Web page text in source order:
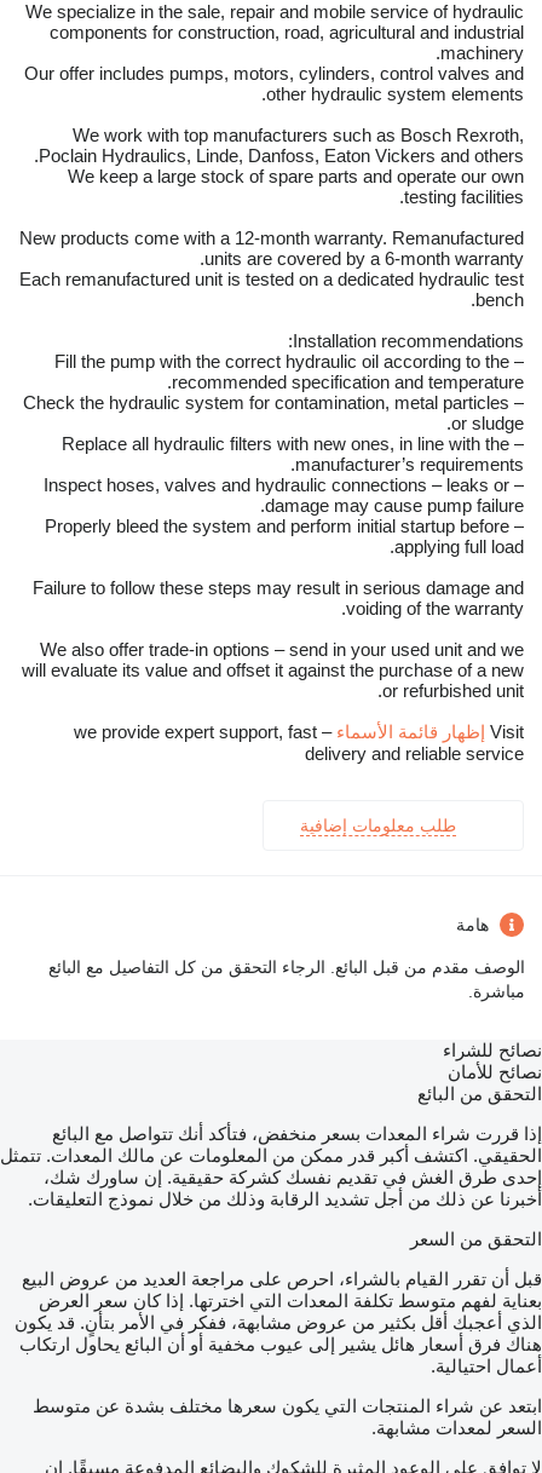
We specialize in the sale, repair and mobile service of hydraulic
components for construction, road, agricultural and industrial
machinery.
Our offer includes pumps, motors, cylinders, control valves and
other hydraulic system elements.
We work with top manufacturers such as Bosch Rexroth,
Poclain Hydraulics, Linde, Danfoss, Eaton Vickers and others.
We keep a large stock of spare parts and operate our own
testing facilities.
New products come with a 12-month warranty. Remanufactured
units are covered by a 6-month warranty.
Each remanufactured unit is tested on a dedicated hydraulic test
bench.
Installation recommendations:
– Fill the pump with the correct hydraulic oil according to the
recommended specification and temperature.
– Check the hydraulic system for contamination, metal particles
or sludge.
– Replace all hydraulic filters with new ones, in line with the
manufacturer’s requirements.
– Inspect hoses, valves and hydraulic connections – leaks or
damage may cause pump failure.
– Properly bleed the system and perform initial startup before
applying full load.
Failure to follow these steps may result in serious damage and
voiding of the warranty.
We also offer trade-in options – send in your used unit and we
will evaluate its value and offset it against the purchase of a new
or refurbished unit.
Visit إظهار قائمة الأسماء
– we provide expert support, fast
delivery and reliable service
طلب معلومات إضافية
هامة
الوصف مقدم من قبل البائع. الرجاء التحقق من كل التفاصيل مع البائع
مباشرة.
نصائح للشراء
نصائح للأمان
التحقق من البائع
إذا قررت شراء المعدات بسعر منخفض، فتأكد أنك تتواصل مع البائع
الحقيقي. اكتشف أكبر قدر ممكن من المعلومات عن مالك المعدات. تتمثل
إحدى طرق الغش في تقديم نفسك كشركة حقيقية. إن ساورك شك،
أخبرنا عن ذلك من أجل تشديد الرقابة وذلك من خلال نموذج التعليقات.
التحقق من السعر
قبل أن تقرر القيام بالشراء، احرص على مراجعة العديد من عروض البيع
بعناية لفهم متوسط تكلفة المعدات التي اخترتها. إذا كان سعر العرض
الذي أعجبك أقل بكثير من عروض مشابهة، ففكر في الأمر بتأنٍ. قد يكون
هناك فرق أسعار هائل يشير إلى عيوب مخفية أو أن البائع يحاول ارتكاب
أعمال احتيالية.
ابتعد عن شراء المنتجات التي يكون سعرها مختلف بشدة عن متوسط
السعر لمعدات مشابهة.
لا توافق على الوعود المثيرة للشكوك والبضائع المدفوعة مسبقًا. إن